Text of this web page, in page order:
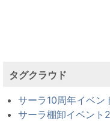
タグクラウド
サーラ10周年イベン
サーラ棚卸イベント